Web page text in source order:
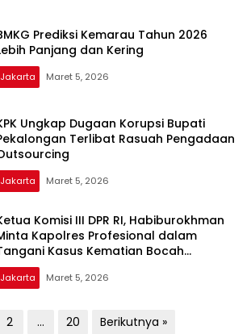
Prediksi Kemarau Tahun 2026
Panjang dan Kering
Jakarta Maret 5, 2026
Ungkap Dugaan Korupsi Bupati
Terlibat Rasuah Pengadaan
Jakarta Maret 5, 2026
Komisi III DPR RI, Habiburokhman
Kapolres Profesional dalam
Kasus Kematian Bocah
NS
Jakarta Maret 5, 2026
2 … 20 Berikutnya »